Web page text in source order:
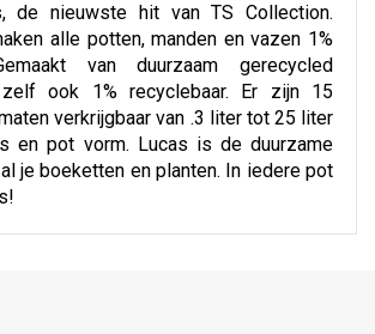
de nieuwste hit van TS Collection.
alle potten, manden en vazen 1%
van duurzaam gerecycled
ook 1% recyclebaar. Er zijn 15
verkrijgbaar van .3 liter tot 25 liter
en pot vorm. Lucas is de duurzame
je boeketten en planten. In iedere pot